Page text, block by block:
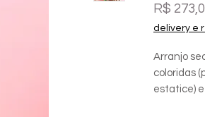
R$
delivery e
Arranjo
coloridas
estatice)